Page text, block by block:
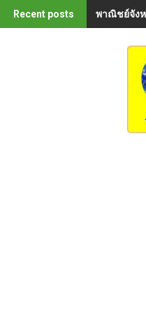
Recent posts พาณิชย์จังห